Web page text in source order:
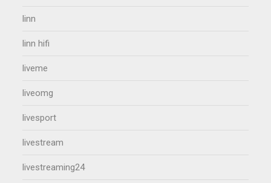
linn
linn hifi
liveme
liveomg
livesport
livestream
livestreaming24